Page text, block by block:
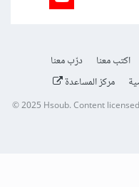
اكتب معنا
درّب معنا
مركز المساعدة
© 2025Hsoub.Content